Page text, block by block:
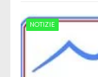
NOTIZIE